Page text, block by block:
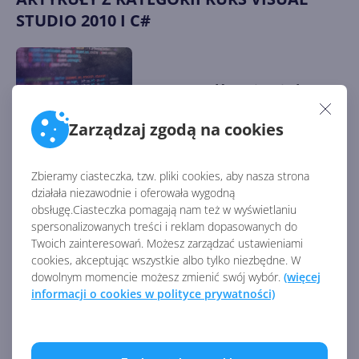
Zarządzaj zgodą na cookies
Zbieramy ciasteczka, tzw. pliki cookies, aby nasza strona
działała niezawodnie i oferowała wygodną
obsługę.Ciasteczka pomagają nam też w wyświetlaniu
spersonalizowanych treści i reklam dopasowanych do
Twoich zainteresowań. Możesz zarządzać ustawieniami
cookies, akceptując wszystkie albo tylko niezbędne. W
dowolnym momencie możesz zmienić swój wybór. (więcej
informacji o cookies w polityce prywatności)
STUDIO 2010 I C#
21. Sprawdź swoją wiedzę
20. Kompilacja i debugowanie
19. Zabezpieczamy program
przed wyjątkami